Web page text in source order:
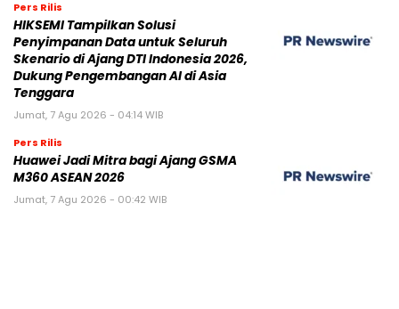
Pers Rilis
HIKSEMI Tampilkan Solusi
Penyimpanan Data untuk Seluruh
Skenario di Ajang DTI Indonesia 2026,
Dukung Pengembangan AI di Asia
Tenggara
Jumat, 7 Agu 2026 - 04:14 WIB
Pers Rilis
Huawei Jadi Mitra bagi Ajang GSMA
M360 ASEAN 2026
Jumat, 7 Agu 2026 - 00:42 WIB